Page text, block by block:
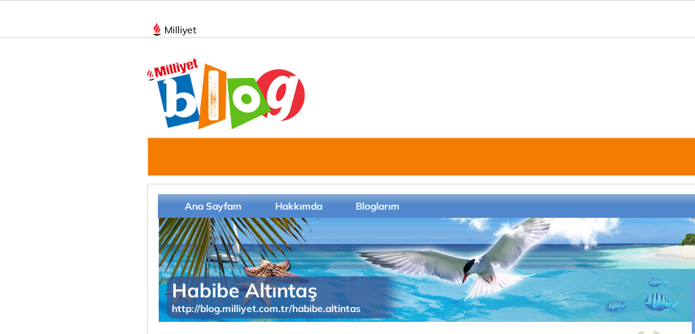
Milliyet
Ana Sayfam Hakkımda Bloglarım
Habibe Altıntaş
http://blog.milliyet.com.tr/habibe.altintas